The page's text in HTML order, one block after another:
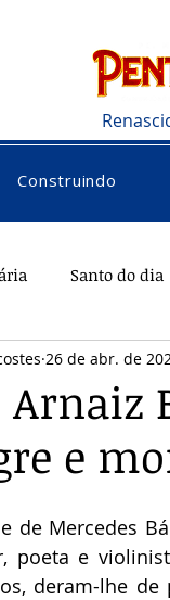
Construindo
Santo do dia
Saúde
e
26 de abr. de
de Mercedes
poeta e
deram-lhe